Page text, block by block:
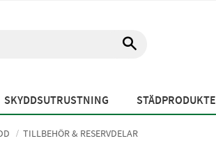
SKYDDSUTRUSTNING
TILLBEHÖR & RESERVDELAR